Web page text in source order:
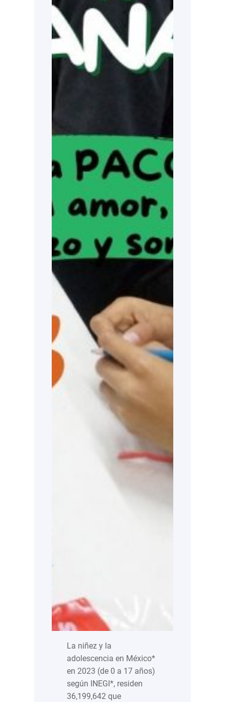
La niñez y la
adolescencia en México*
en 2023 (de 0 a 17 años)
según INEGI*, residen
36,199,642 que